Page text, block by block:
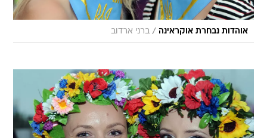
אוהדות נבחרת אוקראינה / ברני ארדוב